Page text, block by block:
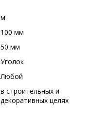
м.
100 мм
50 мм
Уголок
Любой
в строительных и
декоративных целях